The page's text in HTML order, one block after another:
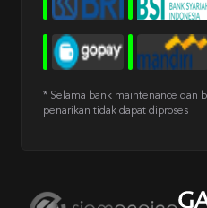
* Selama bank maintenance dan
penarikan tidak dapat diproses